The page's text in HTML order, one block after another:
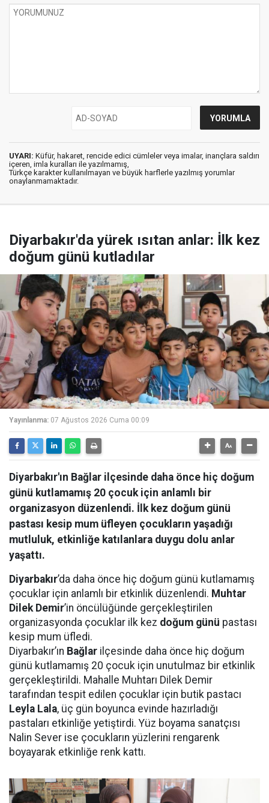
UYARI: Küfür, hakaret, rencide edici cümleler veya imalar, inançlara saldırı
içeren, imla kuralları ile yazılmamış,
Türkçe karakter kullanılmayan ve büyük harflerle yazılmış yorumlar
onaylanmamaktadır.
Diyarbakır'da yürek ısıtan anlar: İlk kez
doğum günü kutladılar
Yayınlanma: 07 Ağustos 2026 Cuma 00:09
Diyarbakır'ın Bağlar ilçesinde daha önce hiç doğum
günü kutlamamış 20 çocuk için anlamlı bir
organizasyon düzenlendi. İlk kez doğum günü
pastası kesip mum üfleyen çocukların yaşadığı
mutluluk, etkinliğe katılanlara duygu dolu anlar
yaşattı.
Diyarbakır’da daha önce hiç doğum günü kutlamamış
çocuklar için anlamlı bir etkinlik düzenlendi. Muhtar
Dilek Demir’in öncülüğünde gerçekleştirilen
organizasyonda çocuklar ilk kez doğum günü pastası
kesip mum üfledi.
Diyarbakır’ın Bağlar ilçesinde daha önce hiç doğum
günü kutlamamış 20 çocuk için unutulmaz bir etkinlik
gerçekleştirildi. Mahalle Muhtarı Dilek Demir
tarafından tespit edilen çocuklar için butik pastacı
Leyla Lala, üç gün boyunca evinde hazırladığı
pastaları etkinliğe yetiştirdi. Yüz boyama sanatçısı
Nalin Sever ise çocukların yüzlerini rengarenk
boyayarak etkinliğe renk kattı.